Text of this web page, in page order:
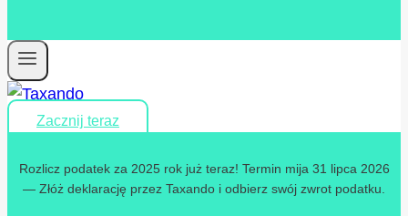
Zacznij teraz
Rozlicz podatek za 2025 rok już teraz! Termin mija 31 lipca 2026
— Złóż deklarację przez Taxando i odbierz swój zwrot podatku.